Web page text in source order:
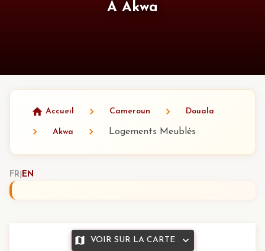
À Akwa
Accueil Cameroun Douala
Akwa Logements Meublés
FR EN
VOIR SUR LA CARTE